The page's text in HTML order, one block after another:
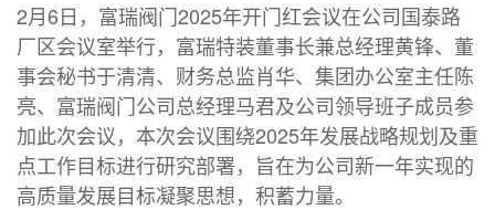
2月6日，富瑞阀门2025年开门红会议在公司国泰路
厂区会议室举行，富瑞特装董事长兼总经理黄锋、董
事会秘书于清清、财务总监肖华、集团办公室主任陈
亮、富瑞阀门公司总经理马君及公司领导班子成员参
加此次会议，本次会议围绕2025年发展战略规划及重
点工作目标进行研究部署，旨在为公司新一年实现的
高质量发展目标凝聚思想，积蓄力量。